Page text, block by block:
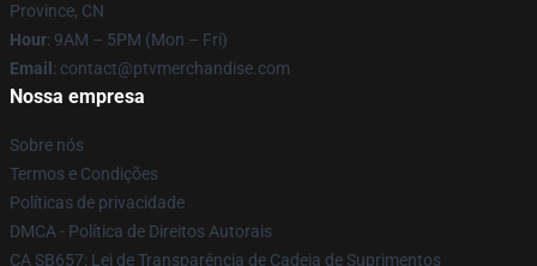
Province, CN
Hour: 9AM – 5PM (Mon – Fri)
Email : contact@ptvmerchandise.com
Nossa empresa
Sobre nós
Termos e Condições
Políticas de privacidade
DMCA - Política de Direitos Autorais
CA SB657: Lei de Transparência de Cadeia de Suprimentos